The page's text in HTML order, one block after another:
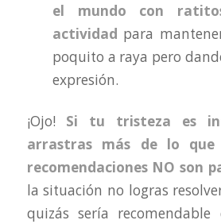
el mundo con
actividad para
poquito a raya pero
expresión.
¡Ojo! Si tu tristeza es
arrastras más de lo que
recomendaciones NO son
la situación no logras
quizás sería recomendable